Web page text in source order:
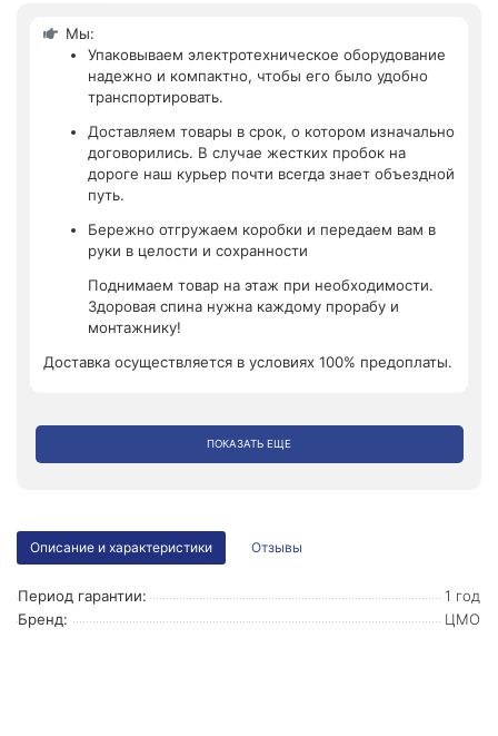
Мы:
Упаковываем электротехническое оборудование
надежно и компактно, чтобы его было удобно
транспортировать.
Доставляем товары в срок, о котором изначально
договорились. В случае жестких пробок на
дороге наш курьер почти всегда знает объездной
путь.
Бережно отгружаем коробки и передаем вам в
руки в целости и сохранности
Поднимаем товар на этаж при необходимости.
Здоровая спина нужна каждому прорабу и
монтажнику!
Доставка осуществляется в условиях 100% предоплаты.
ПОКАЗАТЬ ЕЩЕ
Описание и характеристики Отзывы
Период гарантии:
1 год
Бренд:
ЦМО